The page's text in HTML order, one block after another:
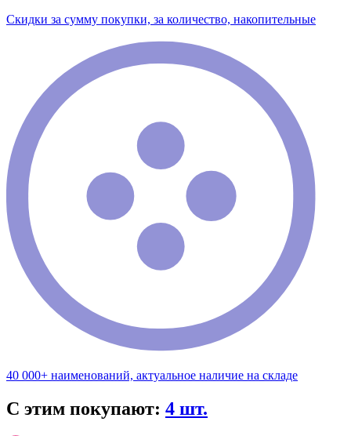
Скидки за сумму покупки, за количество, накопительные
40 000+ наименований, актуальное наличие на складе
С этим покупают: 4 шт.